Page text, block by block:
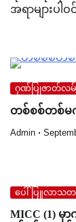
အရာများပါ
ဂုဏ်ပြုဇာတ်လမ်း
တစ်စစ်တစ်
Admin
ပေါ်ပြူလာသတင်
MICC (1)